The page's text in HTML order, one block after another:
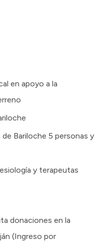
en apoyo a la
Bariloche 5 personas y
y terapeutas
donaciones en la
(Ingreso por